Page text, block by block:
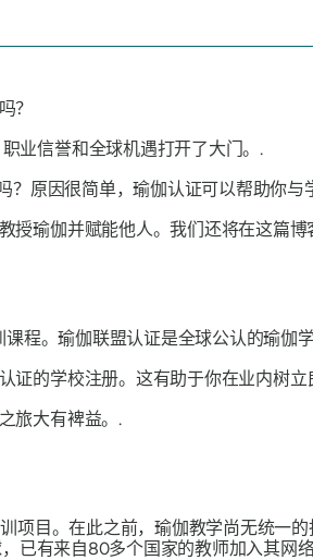
？
业信誉和全球机遇打开了大门。.
？原因很简单，瑜伽认证可以帮助你
授瑜伽并赋能他人。我们还将在这篇
程。瑜伽联盟认证是全球公认的瑜伽
证的学校注册。这有助于你在业内树
旅大有裨益。.
项目。在此之前，瑜伽教学尚无统一
已有来自80多个国家的教师加入其网